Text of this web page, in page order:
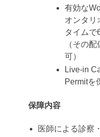
有効な
オンタリ
タイムで
（その
可）
Live-in
Permitを
保障内容
医師による診察